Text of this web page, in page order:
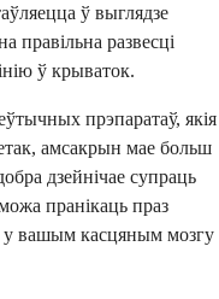
ў выглядзе
правільна развесці
ў крываток.
прэпаратаў, якія
амсакрын мае больш
дзейнічае супраць
пранікаць праз
у вашым касцяным мозгу